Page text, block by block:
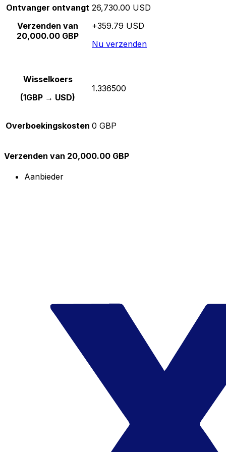
Ontvanger ontvangt
Verzenden van
20,000.00 GBP
26,730.00 USD
+359.79 USD
Nu verzenden
Wisselkoers
(1GBP → USD)
1.336500
Overboekingskosten 0 GBP
Verzenden van 20,000.00 GBP
Aanbieder